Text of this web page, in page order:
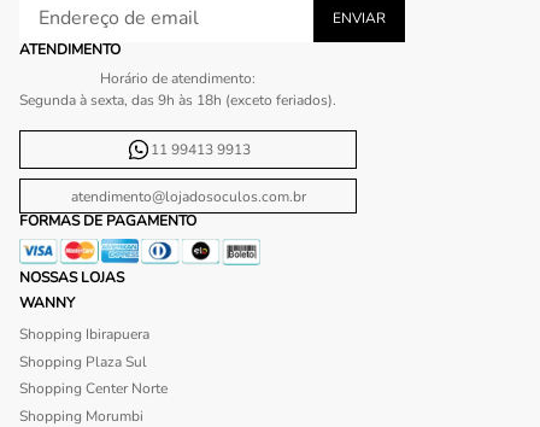
ATENDIMENTO
Horário de atendimento:
Segunda à sexta, das 9h às 18h (exceto feriados).
11 99413 9913
atendimento@lojadosoculos.com.br
FORMAS DE PAGAMENTO
NOSSAS LOJAS
WANNY
Shopping Ibirapuera
Shopping Plaza Sul
Shopping Center Norte
Shopping Morumbi